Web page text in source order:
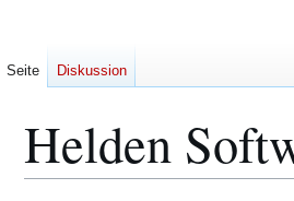
Helden
Seite Diskussion